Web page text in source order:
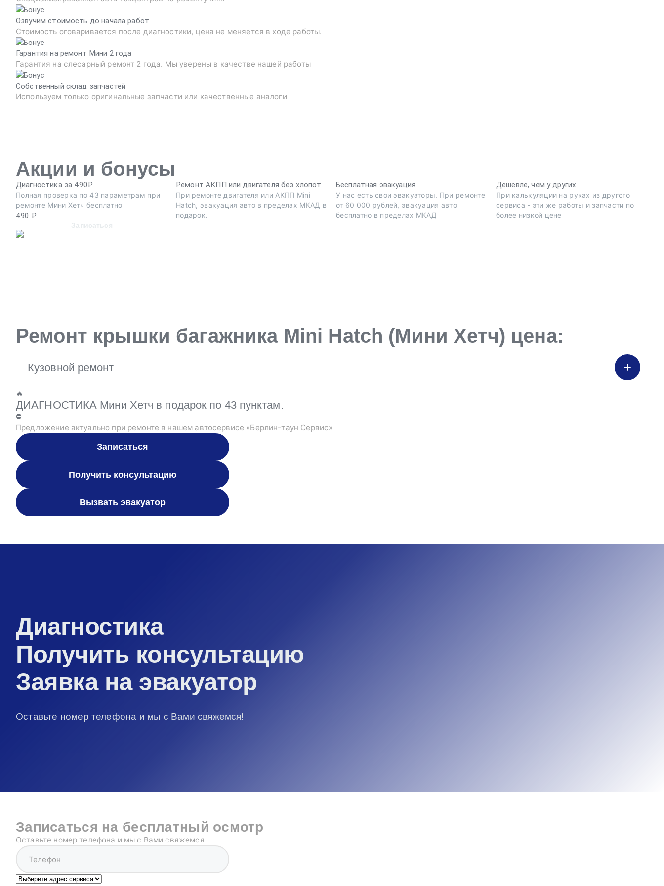
Озвучим стоимость до начала работ
Стоимость оговаривается после диагностики, цена не меняется в ходе работы.
Гарантия на ремонт Мини 2 года
Гарантия на слесарный ремонт 2 года. Мы уверены в качестве нашей работы
Собственный склад запчастей
Используем только оригинальные запчасти или качественные аналоги
Акции и бонусы
Диагностика за 490₽
Полная проверка по 43 параметрам при
ремонте Мини Хетч бесплатно
490 ₽
Записаться
Ремонт АКПП или двигателя без хлопот
При ремонте двигателя или АКПП Mini
Hatch, эвакуация авто в пределах МКАД в
подарок.
Бесплатная эвакуация
У нас есть свои эвакуаторы. При ремонте
от 60 000 рублей, эвакуация авто
бесплатно в пределах МКАД
Дешевле, чем у других
При калькуляции на руках из другого
сервиса - эти же работы и запчасти по
более низкой цене
Ремонт крышки багажника Mini Hatch (Мини Хетч) цена:
Кузовной ремонт
🔥
ДИАГНОСТИКА Мини Хетч в подарок по 43 пунктам.
⛔
Предложение актуально при ремонте в нашем автосервисе «Берлин-таун Сервис»
Записаться
Получить консультацию
Вызвать эвакуатор
Диагностика
Получить консультацию
Заявка на эвакуатор
Оставьте номер телефона и мы с Вами свяжемся!
Записаться на бесплатный осмотр
Оставьте номер телефона и мы с Вами свяжемся